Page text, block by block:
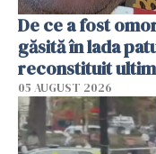
De ce a fost
găsită în lada
reconstituit
05 AUGUST 2026